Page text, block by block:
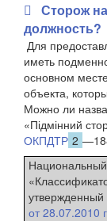
Сторож
должность?
Для
иметь
основном
объекта,
Можно ли
«Підмінний
ОКПДТР 2
утвержденный
от 28.07.2010